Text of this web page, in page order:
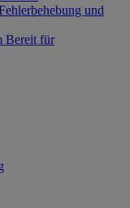
und
Bereit für